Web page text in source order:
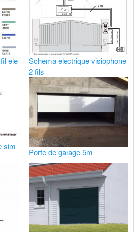
ele
Schema electrique visiophone
2 fils
sim
Porte de garage 5m